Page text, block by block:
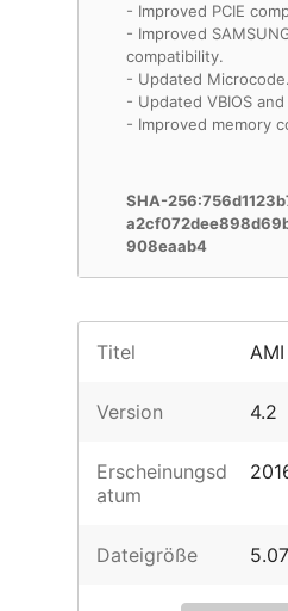
- Improved PCIE
- Improved
compatibility.
- Updated Microcode.
- Updated VBIOS and
- Improved memory
SHA-
908eaab4
Titel AMI
Version 4.2
Erscheinungsd
atum
Dateigröße